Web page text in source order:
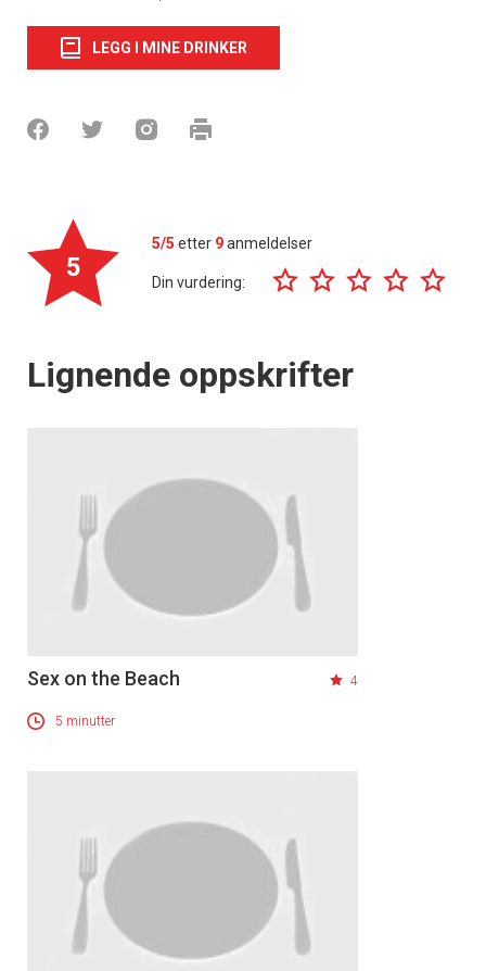
LEGG I MINE DRINKER
5
5/5 etter 9anmeldelser
Din vurdering:
Lignende oppskrifter
Sex on the Beach 4
5 minutter